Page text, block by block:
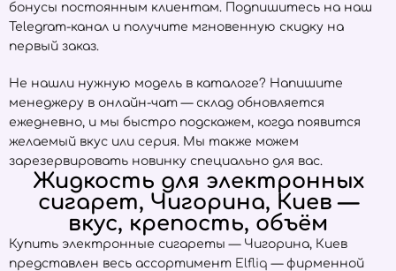
бонусы постоянным клиентам. Подпишитесь на наш
Telegram-канал и получите мгновенную скидку на
первый заказ.
Не нашли нужную модель в каталоге? Напишите
менеджеру в онлайн-чат — склад обновляется
ежедневно, и мы быстро подскажем, когда появится
желаемый вкус или серия. Мы также можем
зарезервировать новинку специально для вас.
Жидкость для электронных
сигарет, Чигорина, Киев —
вкус, крепость, объём
Купить электронные сигареты — Чигорина, Киев
представлен весь ассортимент Elfliq — фирменной